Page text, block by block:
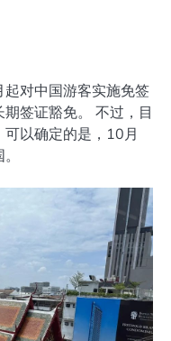
对中国游客实施免签
签证豁免。 不过，目
以确定的是，10月